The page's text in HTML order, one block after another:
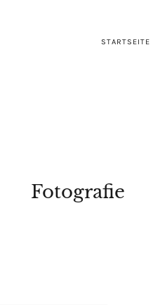
STARTSEITE
Fotografie